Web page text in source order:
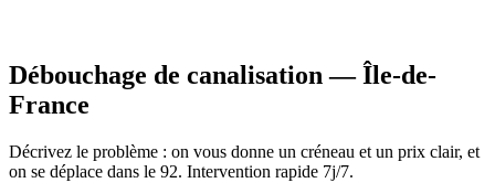
Débouchage de canalisation — Île-de-
France
Décrivez le problème : on vous donne un créneau et un prix clair, et
on se déplace dans le 92. Intervention rapide 7j/7.